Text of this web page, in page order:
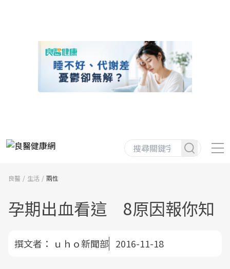
良醫 生活 兩性
孕期出血看這 8原因報你知
撰文者： ｕｈｏ新聞部 2016-11-18